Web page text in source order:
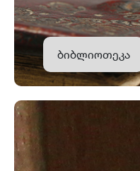
ბიბლიოთეკა